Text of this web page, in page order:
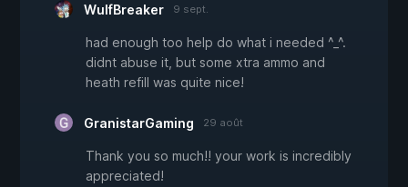
WulfBreaker 9 sept.
had enough too help do what i needed ^_^.
didnt abuse it, but some xtra ammo and
heath refill was quite nice!
GranistarGaming 29 août
Thank you so much!! your work is incredibly
appreciated!